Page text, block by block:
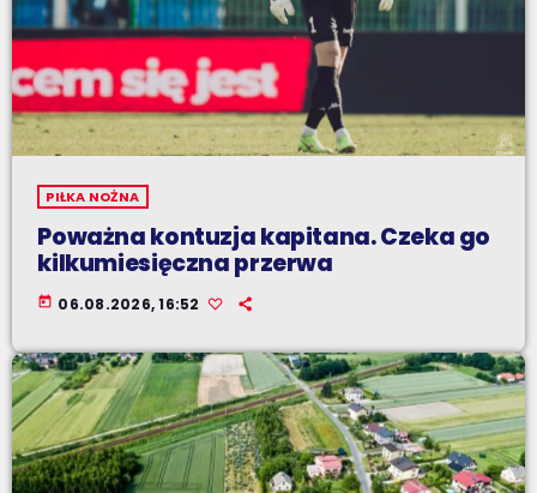
PIŁKA NOŻNA
Poważna kontuzja kapitana. Czeka go
kilkumiesięczna przerwa
today 06.08.2026, 16:52